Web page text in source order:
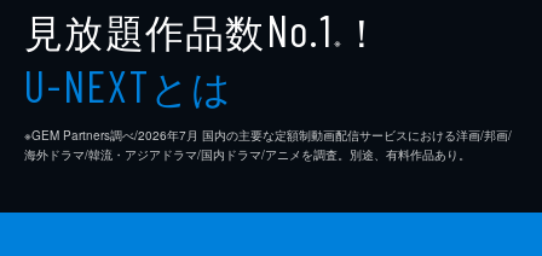
見放題作品数No.1 ※ ！
U-NEXTとは
※GEM Partners調べ/2026年7⽉ 国内の主要な定額制動画配信サービスにおける洋画/邦画/
海外ドラマ/韓流・アジアドラマ/国内ドラマ/アニメを調査。別途、有料作品あり。